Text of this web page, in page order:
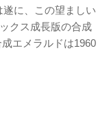
に、この望ましい
クス成長版の合成
エメラルドは1960